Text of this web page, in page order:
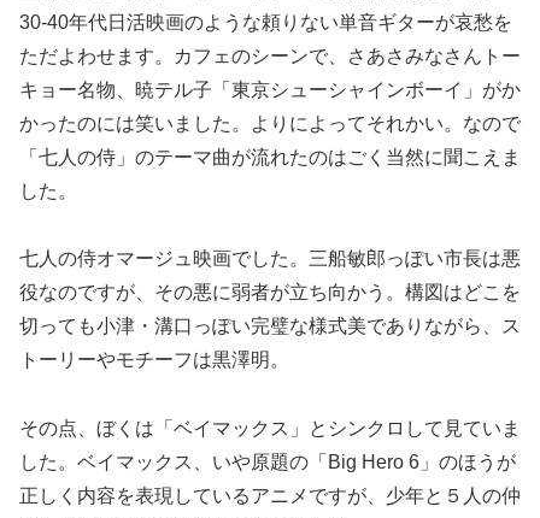
30-40年代日活映画のような頼りない単音ギターが哀愁を
ただよわせます。カフェのシーンで、さあさみなさんトー
キョー名物、暁テル子「東京シューシャインボーイ」がか
かったのには笑いました。よりによってそれかい。なので
「七人の侍」のテーマ曲が流れたのはごく当然に聞こえま
した。
七人の侍オマージュ映画でした。三船敏郎っぽい市長は悪
役なのですが、その悪に弱者が立ち向かう。構図はどこを
切っても小津・溝口っぽい完璧な様式美でありながら、ス
トーリーやモチーフは黒澤明。
その点、ぼくは「ベイマックス」とシンクロして見ていま
した。ベイマックス、いや原題の「Big Hero 6」のほうが
正しく内容を表現しているアニメですが、少年と５人の仲